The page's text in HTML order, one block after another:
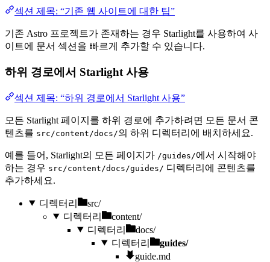
섹션 제목: “기존 웹 사이트에 대한 팁”
기존 Astro 프로젝트가 존재하는 경우 Starlight를 사용하여 사
이트에 문서 섹션을 빠르게 추가할 수 있습니다.
하위 경로에서 Starlight 사용
섹션 제목: “하위 경로에서 Starlight 사용”
모든 Starlight 페이지를 하위 경로에 추가하려면 모든 문서 콘
텐츠를 src/content/docs/의 하위 디렉터리에 배치하세요.
예를 들어, Starlight의 모든 페이지가 /guides/에서 시작해야
하는 경우 src/content/docs/guides/ 디렉터리에 콘텐츠를
추가하세요.
디렉터리
src/
디렉터리
content/
디렉터리
docs/
디렉터리
guides/
guide.md